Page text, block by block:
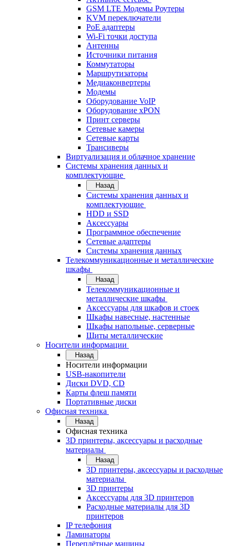
GSM LTE Модемы Роутеры
KVM переключатели
PoE адаптеры
Wi-Fi точки доступа
Антенны
Источники питания
Коммутаторы
Маршрутизаторы
Медиаконвертеры
Модемы
Оборудование VoIP
Оборудование xPON
Принт серверы
Сетевые камеры
Сетевые карты
Трансиверы
Виртуализация и облачное хранение
Системы хранения данных и
комплектующие
Назад
Системы хранения данных и
комплектующие
HDD и SSD
Аксессуары
Программное обеспечение
Сетевые адаптеры
Системы хранения данных
Телекоммуникационные и металлические
шкафы
Назад
Телекоммуникационные и
металлические шкафы
Аксессуары для шкафов и стоек
Шкафы навесные, настенные
Шкафы напольные, серверные
Щиты металлические
Носители информации
Назад
Носители информации
USB-накопители
Диски DVD, CD
Карты флеш памяти
Портативные диски
Офисная техника
Назад
Офисная техника
3D принтеры, аксессуары и расходные
материалы
Назад
3D принтеры, аксессуары и расходные
материалы
3D принтеры
Аксессуары для 3D принтеров
Расходные материалы для 3D
принтеров
IP телефония
Ламинаторы
Переплётные машины